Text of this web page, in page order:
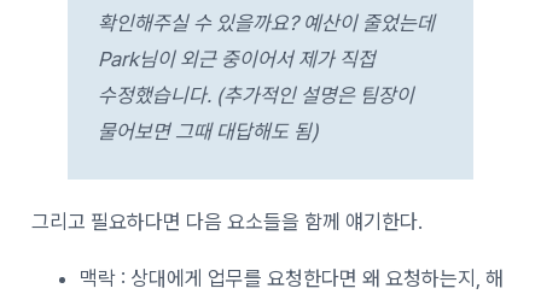
확인해주실 수 있을까요? 예산이 줄었는데
Park님이 외근 중이어서 제가 직접
수정했습니다. (추가적인 설명은 팀장이
물어보면 그때 대답해도 됨)
그리고 필요하다면 다음 요소들을 함께 얘기한다.
맥락 : 상대에게 업무를 요청한다면 왜 요청하는지, 해